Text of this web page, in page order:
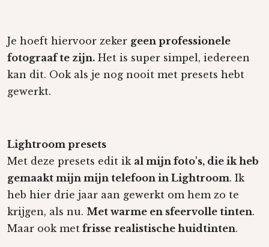
Je hoeft hiervoor zeker geen professionele
fotograaf te zijn. Het is super simpel, iedereen
kan dit. Ook als je nog nooit met presets hebt
gewerkt.
Lightroom presets
Met deze presets edit ik al mijn foto's, die ik heb
gemaakt mijn mijn telefoon in Lightroom. Ik
heb hier drie jaar aan gewerkt om hem zo te
krijgen, als nu. Met warme en sfeervolle tinten.
Maar ook met frisse realistische huidtinten.